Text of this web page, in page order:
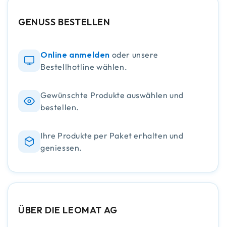
GENUSS BESTELLEN
Online anmelden oder unsere
Bestellhotline wählen.
Gewünschte Produkte auswählen und
bestellen.
Ihre Produkte per Paket erhalten und
geniessen.
ÜBER DIE LEOMAT AG